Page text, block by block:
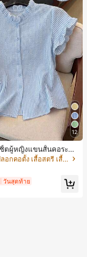
12
ชิ้ตผู้หญิงแขนสั้นคอระบา
ายทาง
ใน ปลอกคอตั้ง เสื้อสตรี เสื้อเบลาส์ & Tee
วันสุดท้าย